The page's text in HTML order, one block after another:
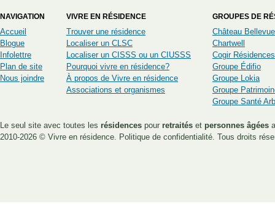
NAVIGATION
Accueil
Blogue
Infolettre
Plan de site
Nous joindre
VIVRE EN RÉSIDENCE
Trouver une résidence
Localiser un CLSC
Localiser un CISSS ou un CIUSSS
Pourquoi vivre en résidence?
À propos de Vivre en résidence
Associations et organismes
GROUPES DE
Château Bellevue
Chartwell
Cogir Résidences
Groupe Édifio
Groupe Lokia
Groupe
Groupe Santé
Le seul site avec toutes les résidences pour retraités et personnes âgées
2010-2026 © Vivre en résidence Politique de confidentialité . Tous droits